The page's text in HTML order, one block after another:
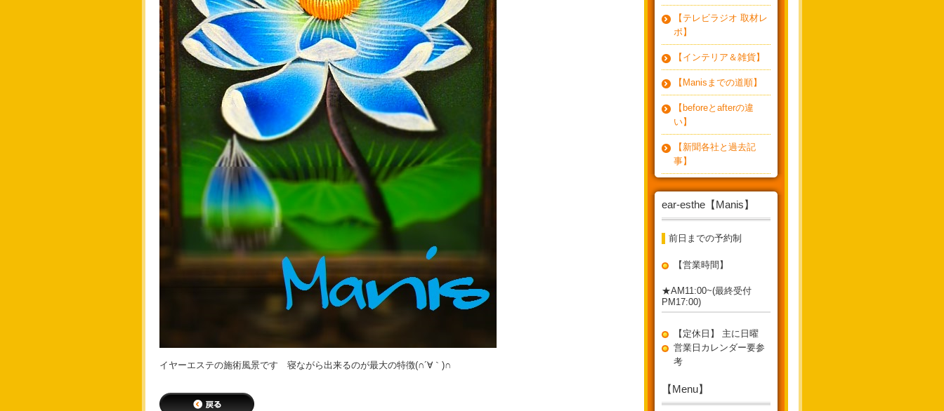
イヤーエステの施術風景です 寝ながら出来るのが最大の特徴(∩´∀｀)∩
【テレビラジオ 取材レ
ポ】
【インテリア＆雑貨】
【Manisまでの道順】
【beforeとafterの違
い】
【新聞各社と過去記
事】
ear-esthe【Manis】
前日までの予約制
【営業時間】
★AM11:00~(最終受付
PM17:00)
【定休日】 主に日曜
営業日カレンダー要参
考
【Menu】